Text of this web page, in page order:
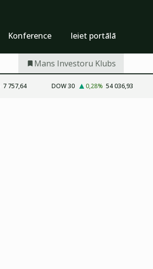
Konference Ieiet portālā
Mans Investoru Klubs
7 757,64 DOW 30 0,28% 54 036,93